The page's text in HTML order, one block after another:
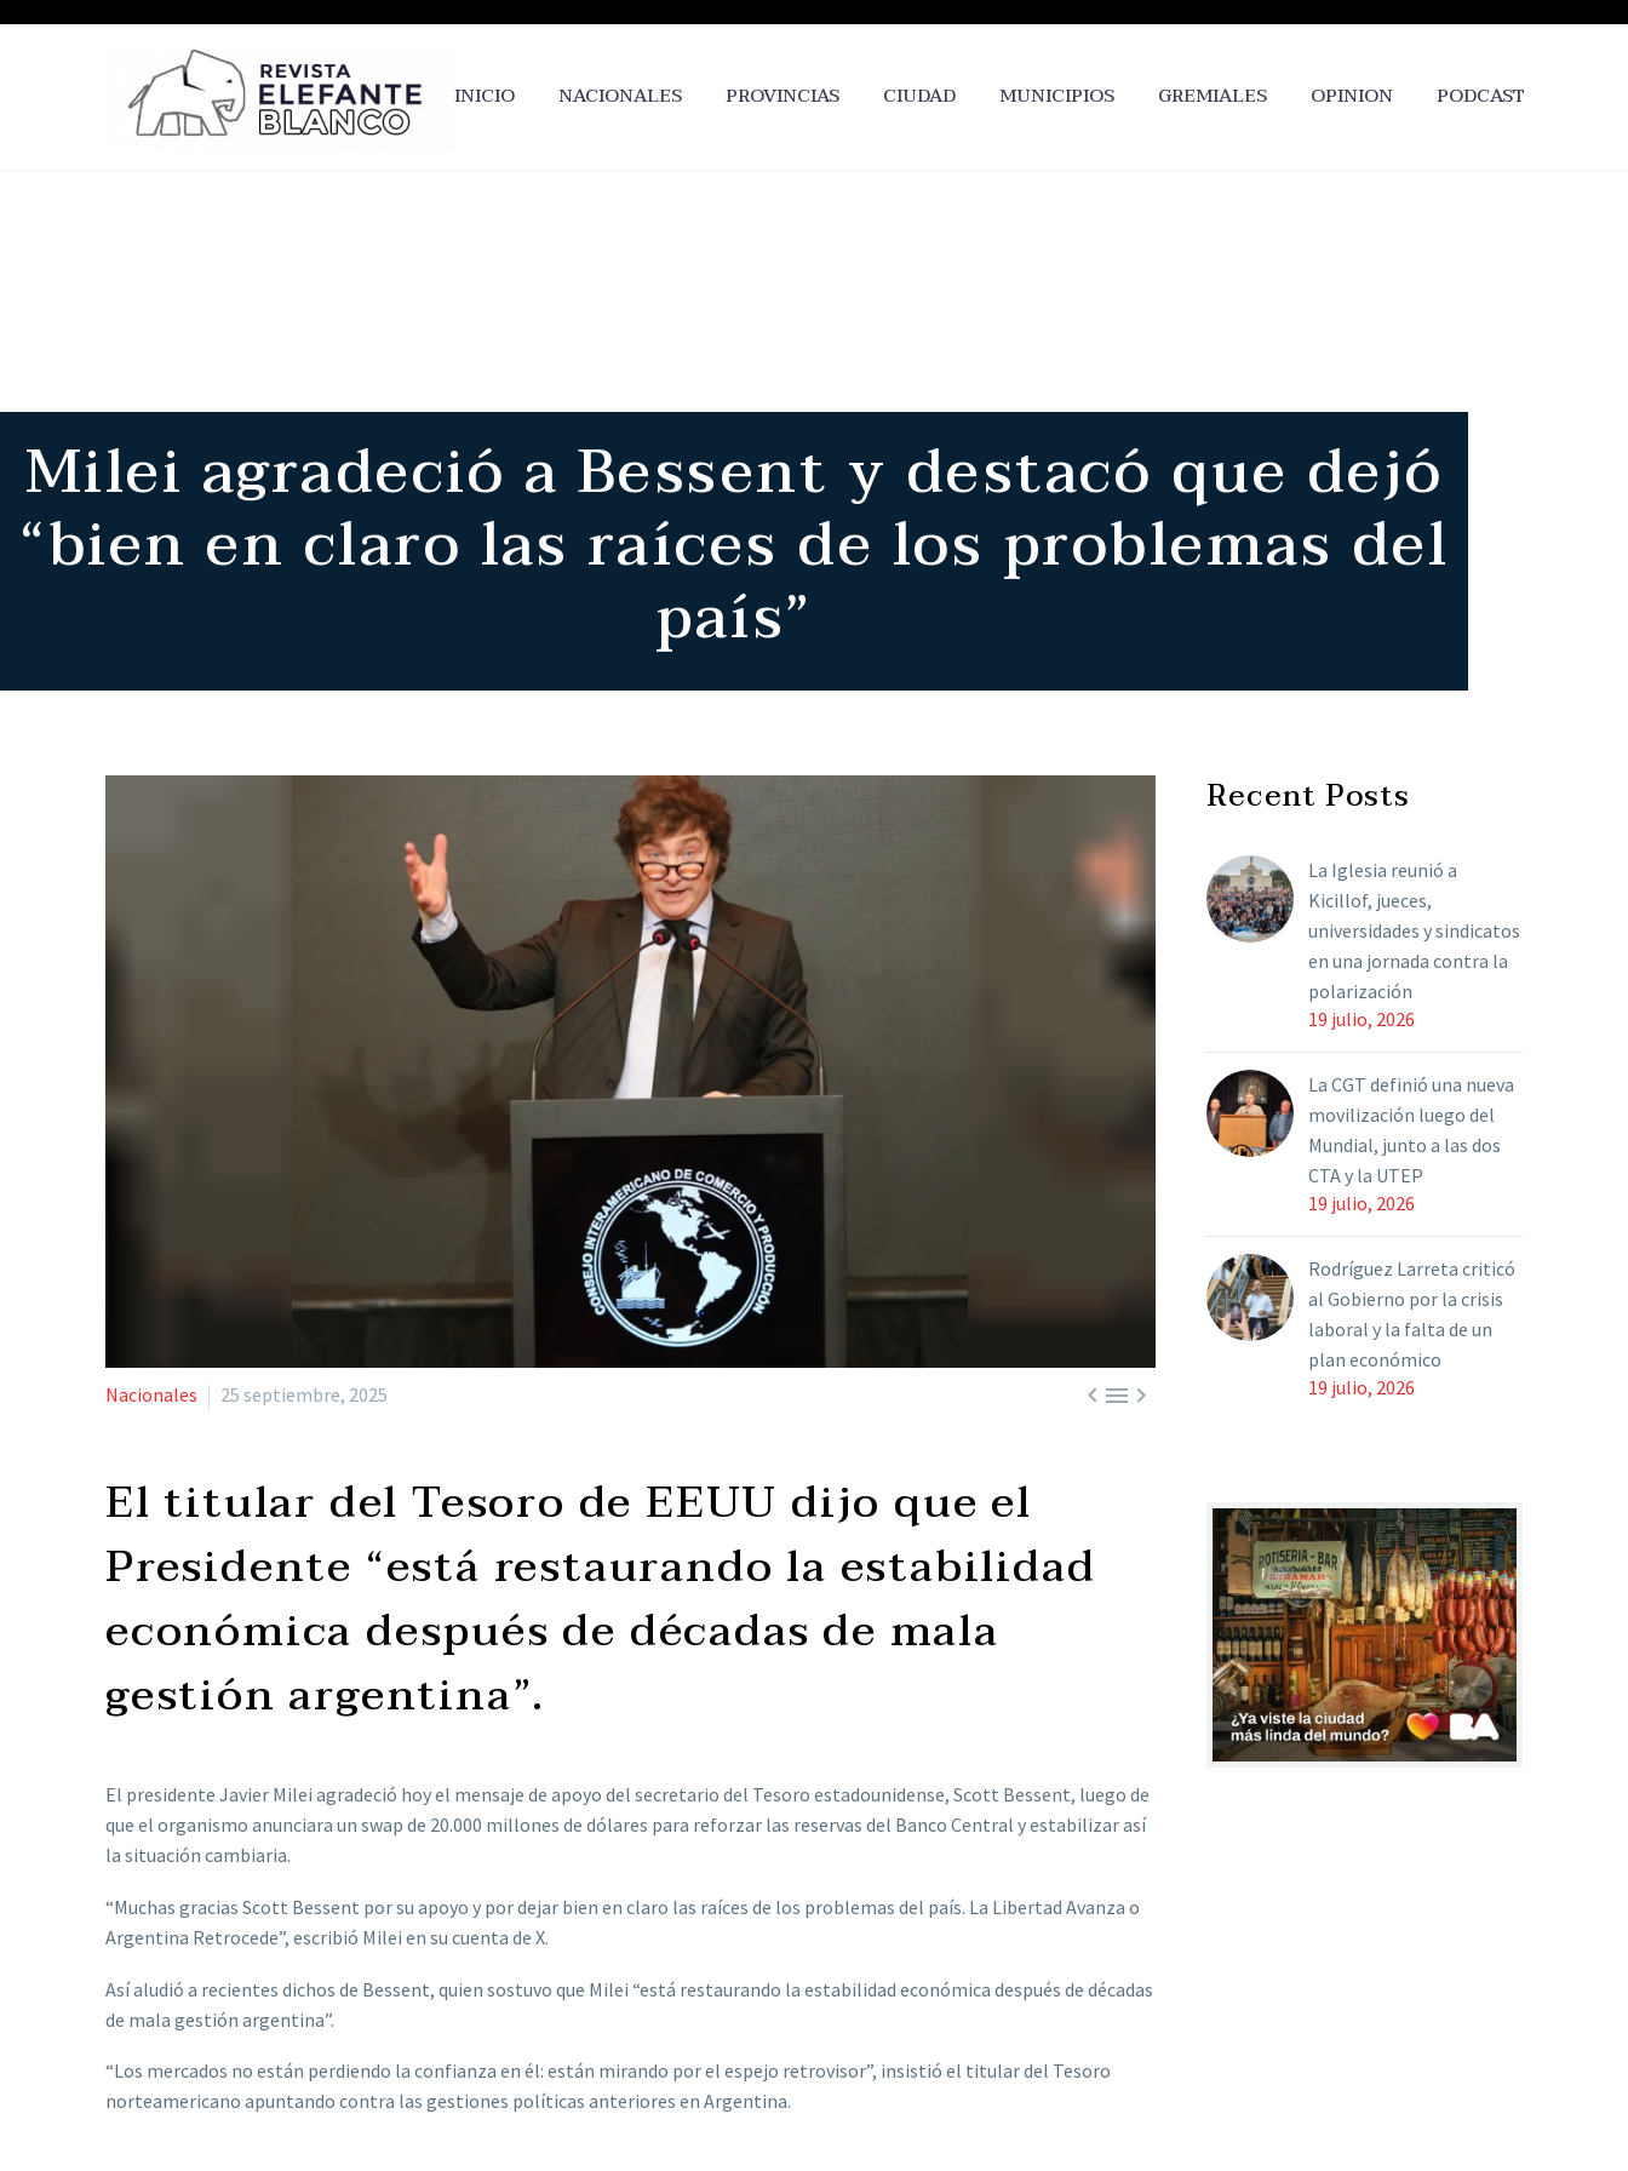
INICIO NACIONALES PROVINCIAS CIUDAD MUNICIPIOS GREMIALES OPINION PODCAST
Milei agradeció a Bessent y destacó que dejó
“bien en claro las raíces de los problemas del
país”

Nacionales 25 septiembre, 2025
El titular del Tesoro de EEUU dijo que el
Presidente “está restaurando la estabilidad
económica después de décadas de mala
gestión argentina”.
El presidente Javier Milei agradeció hoy el mensaje de apoyo del secretario del Tesoro estadounidense, Scott Bessent, luego de
que el organismo anunciara un swap de 20.000 millones de dólares para reforzar las reservas del Banco Central y estabilizar así
la situación cambiaria.
“Muchas gracias Scott Bessent por su apoyo y por dejar bien en claro las raíces de los problemas del país. La Libertad Avanza o
Argentina Retrocede”, escribió Milei en su cuenta de X.
Así aludió a recientes dichos de Bessent, quien sostuvo que Milei “está restaurando la estabilidad económica después de décadas
de mala gestión argentina”.
“Los mercados no están perdiendo la confianza en él: están mirando por el espejo retrovisor”, insistió el titular del Tesoro
norteamericano apuntando contra las gestiones políticas anteriores en Argentina.
Recent Posts
La Iglesia reunió a
Kicillof, jueces,
universidades y sindicatos
en una jornada contra la
polarización
19 julio, 2026
La CGT definió una nueva
movilización luego del
Mundial, junto a las dos
CTA y la UTEP
19 julio, 2026
Rodríguez Larreta criticó
al Gobierno por la crisis
laboral y la falta de un
plan económico
19 julio, 2026